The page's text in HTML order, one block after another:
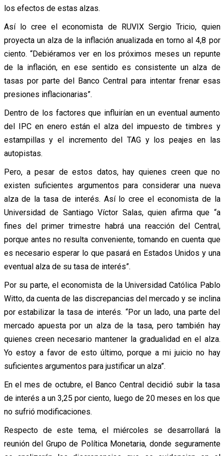
los efectos de estas alzas.
Así lo cree el economista de RUVIX Sergio Tricio, quien
proyecta un alza de la inflación anualizada en torno al 4,8 por
ciento. “Debiéramos ver en los próximos meses un repunte
de la inflación, en ese sentido es consistente un alza de
tasas por parte del Banco Central para intentar frenar esas
presiones inflacionarias”.
Dentro de los factores que influirían en un eventual aumento
del IPC en enero están el alza del impuesto de timbres y
estampillas y el incremento del TAG y los peajes en las
autopistas.
Pero, a pesar de estos datos, hay quienes creen que no
existen suficientes argumentos para considerar una nueva
alza de la tasa de interés. Así lo cree el economista de la
Universidad de Santiago Víctor Salas, quien afirma que “a
fines del primer trimestre habrá una reacción del Central,
porque antes no resulta conveniente, tomando en cuenta que
es necesario esperar lo que pasará en Estados Unidos y una
eventual alza de su tasa de interés”.
Por su parte, el economista de la Universidad Católica Pablo
Witto, da cuenta de las discrepancias del mercado y se inclina
por estabilizar la tasa de interés. “Por un lado, una parte del
mercado apuesta por un alza de la tasa, pero también hay
quienes creen necesario mantener la gradualidad en el alza.
Yo estoy a favor de esto último, porque a mi juicio no hay
suficientes argumentos para justificar un alza”.
En el mes de octubre, el Banco Central decidió subir la tasa
de interés a un 3,25 por ciento, luego de 20 meses en los que
no sufrió modificaciones.
Respecto de este tema, el miércoles se desarrollará la
reunión del Grupo de Política Monetaria, donde seguramente